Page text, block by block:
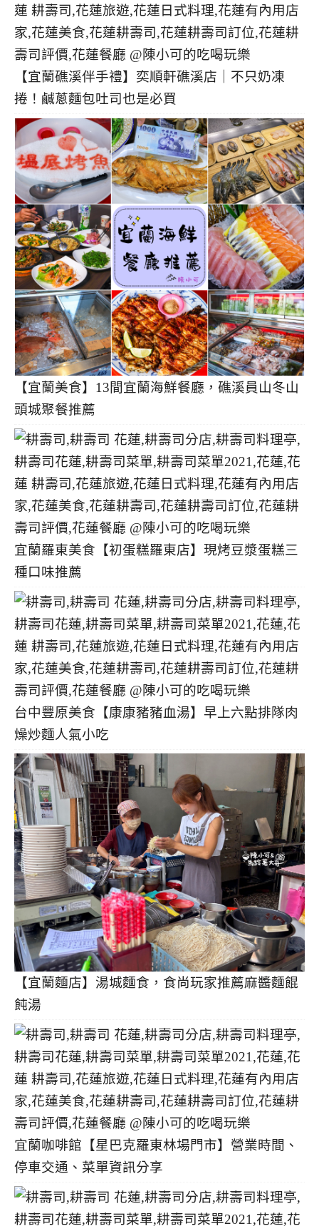
【宜蘭礁溪伴手禮】奕順軒礁溪店｜不只奶凍
捲！鹹蔥麵包吐司也是必買
【宜蘭美食】13間宜蘭海鮮餐廳，礁溪員山冬山
頭城聚餐推薦
宜蘭羅東美食【初蛋糕羅東店】現烤豆漿蛋糕三
種口味推薦
台中豐原美食【康康豬豬血湯】早上六點排隊肉
燥炒麵人氣小吃
【宜蘭麵店】湯城麵食，食尚玩家推薦麻醬麵餛
飩湯
宜蘭咖啡館【星巴克羅東林場門市】營業時間、
停車交通、菜單資訊分享